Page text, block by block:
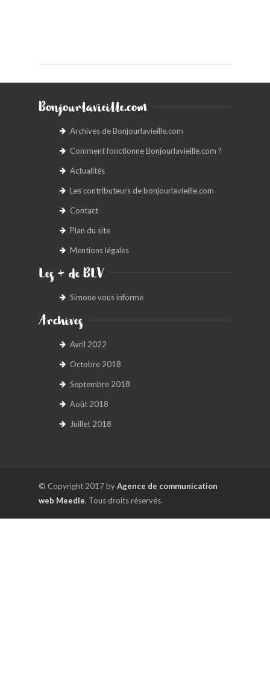
Bonjourlavieille.com
Archives de Bonjourlavieille.com
Comment fonctionne Bonjourlavieille.com ?
Actualités
Les contributeurs de bonjourlavieille.com
Contact
Plan du site
Mentions légales
Les + de BLV
Simone vous informe
Archives
Avril 2022
Octobre 2018
Septembre 2018
Août 2018
Juillet 2018
© Copyright 2017 byAgence de communication
web Meedle. Tous droits réservés.